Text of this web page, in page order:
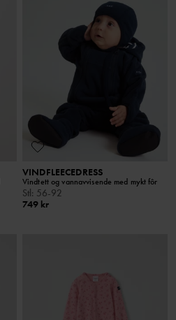
VINDFLEECEDRESS
Vindtett og vannavvisende med mykt fôr
Stl : 56-92
749 kr